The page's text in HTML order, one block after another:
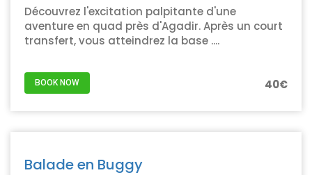
Découvrez l'excitation palpitante d'une
aventure en quad près d'Agadir. Après un court
transfert, vous atteindrez la base ....
BOOK NOW 40€
Balade en Buggy